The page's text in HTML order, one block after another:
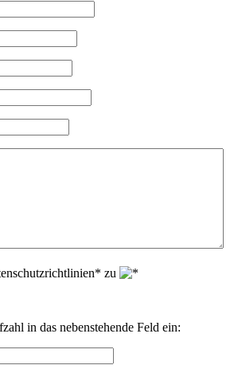
zu
in das nebenstehende Feld ein: